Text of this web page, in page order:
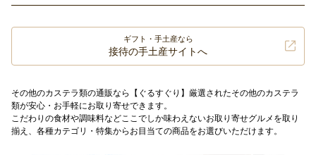
ギフト・手土産なら
接待の手土産サイトへ
その他のカステラ類の通販なら【ぐるすぐり】厳選されたその他のカステラ
類が安心・お手軽にお取り寄せできます。
こだわりの食材や調味料などここでしか味わえないお取り寄せグルメを取り
揃え、各種カテゴリ・特集からお目当ての商品をお選びいただけます。